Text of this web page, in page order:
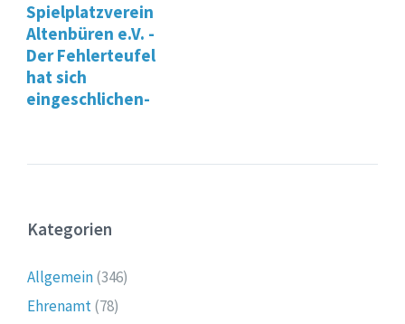
Spielplatzverein
Altenbüren e.V. -
Der Fehlerteufel
hat sich
eingeschlichen-
Kategorien
Allgemein(346)
Ehrenamt(78)